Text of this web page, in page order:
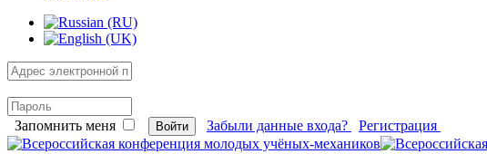
Запомнить меня Войти Забыли данные входа? Регистрация